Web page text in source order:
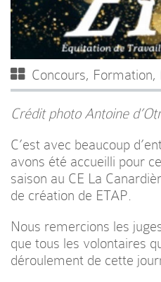
Concours, Formation,
Crédit photo Antoine
C’est avec beaucoup
avons été accueilli pour
saison au CE La
de création de ETAP.
Nous remercions les
que tous les volontaires
déroulement de cette